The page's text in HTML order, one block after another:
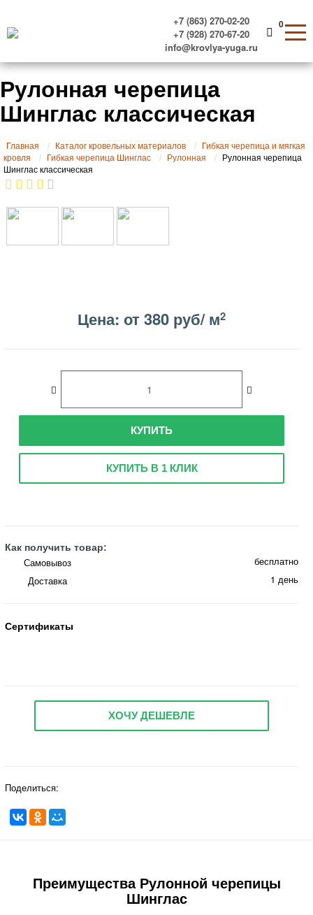
+7 (863) 270-02-20
+7 (928) 270-67-20
info@krovlya-yuga.ru
0
Рулонная черепица
Шинглас классическая
Главная Каталог кровельных материалов
Гибкая черепица и мягкая
кровля
Гибкая черепица Шинглас Рулонная
Рулонная черепица
Шинглас классическая
Цена: от 380 руб/ м2
КУПИТЬ
КУПИТЬ В 1 КЛИК
Как получить товар:
Самовывоз
бесплатно
Доставка
1 день
Сертификаты
ХОЧУ ДЕШЕВЛЕ
Поделиться:
Преимущества Рулонной черепицы
Шинглас